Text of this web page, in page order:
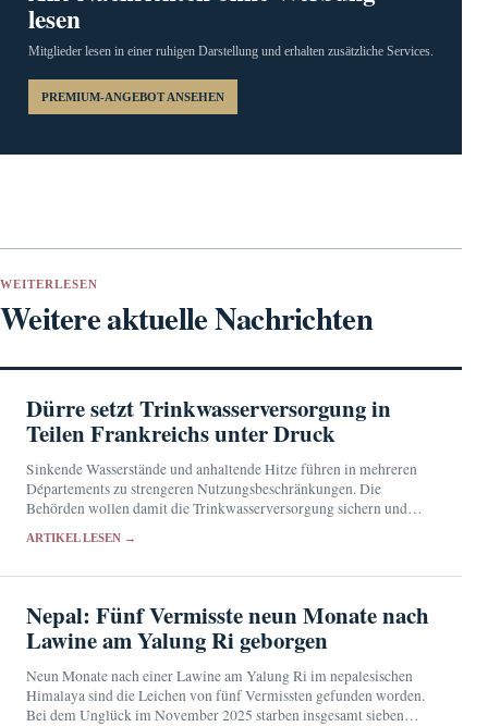
lesen
Mitglieder lesen in einer ruhigen Darstellung und erhalten zusätzliche Services.
PREMIUM-ANGEBOT ANSEHEN
WEITERLESEN
Weitere aktuelle Nachrichten
Dürre setzt Trinkwasserversorgung in
Teilen Frankreichs unter Druck
Sinkende Wasserstände und anhaltende Hitze führen in mehreren
Départements zu strengeren Nutzungsbeschränkungen. Die
Behörden wollen damit die Trinkwasserversorgung sichern und
ARTIKEL LESEN →
Nepal: Fünf Vermisste neun Monate nach
Lawine am Yalung Ri geborgen
Neun Monate nach einer Lawine am Yalung Ri im nepalesischen
Himalaya sind die Leichen von fünf Vermissten gefunden worden.
Bei dem Unglück im November 2025 starben insgesamt sieben